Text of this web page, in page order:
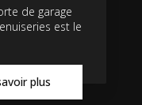
de garage
est le
plus